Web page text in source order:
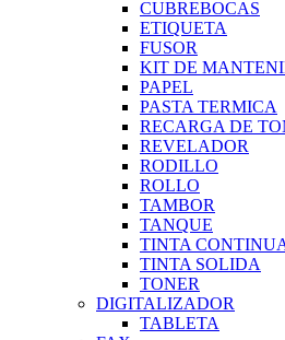
CUBREBOCAS
ETIQUETA
FUSOR
KIT DE
PAPEL
PASTA TERMICA
RECARGA DE
REVELADOR
RODILLO
ROLLO
TAMBOR
TANQUE
TINTA
TINTA SOLIDA
TONER
DIGITALIZADOR
TABLETA